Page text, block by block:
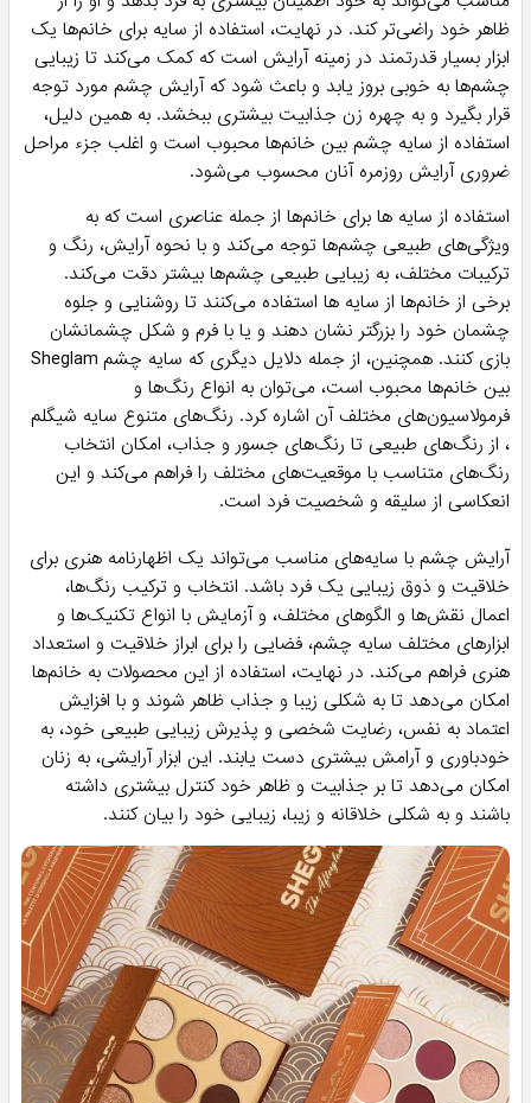
ظاهر خود راضی‌تر کند. در نهایت، استفاده از سایه برای خانم‌ها یک
ابزار بسیار قدرتمند در زمینه آرایش است که کمک می‌کند تا زیبایی
چشم‌ها به خوبی بروز یابد و باعث شود که آرایش چشم مورد توجه
قرار بگیرد و به چهره زن جذابیت بیشتری ببخشد. به همین دلیل،
استفاده از سایه چشم بین خانم‌ها محبوب است و اغلب جزء مراحل
ضروری آرایش روزمره آنان محسوب می‌شود.
استفاده از سایه ها برای خانم‌ها از جمله عناصری است که به
ویژگی‌های طبیعی چشم‌ها توجه می‌کند و با نحوه آرایش، رنگ و
ترکیبات مختلف، به زیبایی طبیعی چشم‌ها بیشتر دقت می‌کند.
برخی از خانم‌ها از سایه ها استفاده می‌کنند تا روشنایی و جلوه
چشمان خود را بزرگتر نشان دهند و یا با فرم و شکل چشمانشان
بازی کنند. همچنین، از جمله دلایل دیگری که سایه چشم Sheglam
بین خانم‌ها محبوب است، می‌توان به انواع رنگ‌ها و
فرمولاسیون‌های مختلف آن اشاره کرد. رنگ‌های متنوع سایه شیگلم
، از رنگ‌های طبیعی تا رنگ‌های جسور و جذاب، امکان انتخاب
رنگ‌های متناسب با موقعیت‌های مختلف را فراهم می‌کند و این
انعکاسی از سلیقه و شخصیت فرد است.
آرایش چشم با سایه‌های مناسب می‌تواند یک اظهارنامه هنری برای
خلاقیت و ذوق زیبایی یک فرد باشد. انتخاب و ترکیب رنگ‌ها،
اعمال نقش‌ها و الگوهای مختلف، و آزمایش با انواع تکنیک‌ها و
ابزارهای مختلف سایه چشم، فضایی را برای ابراز خلاقیت و استعداد
هنری فراهم می‌کند. در نهایت، استفاده از این محصولات به خانم‌ها
امکان می‌دهد تا به شکلی زیبا و جذاب ظاهر شوند و با افزایش
اعتماد به نفس، رضایت شخصی و پذیرش زیبایی طبیعی خود، به
خودباوری و آرامش بیشتری دست یابند. این ابزار آرایشی، به زنان
امکان می‌دهد تا بر جذابیت و ظاهر خود کنترل بیشتری داشته
باشند و به شکلی خلاقانه و زیبا، زیبایی خود را بیان کنند.